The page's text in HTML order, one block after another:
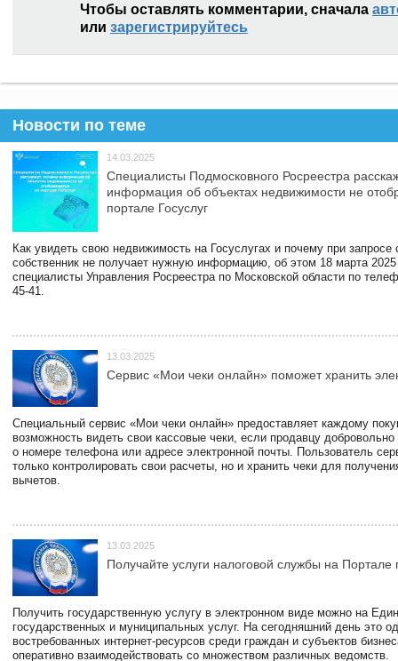
Чтобы оставлять комментарии, сначала
или зарегистрируйтесь
Новости по теме
14.03.2025
Специалисты Подмосковного Росреестра
информация об объектах недвижимости не
портале Госуслуг
Как увидеть свою недвижимость на Госуслугах и почему при запросе
собственник не получает нужную информацию, об этом 18 марта 2025
специалисты Управления Росреестра по Московской области по
45-41.
13.03.2025
Сервис «Мои чеки онлайн» поможет хранить
Специальный сервис «Мои чеки онлайн» предоставляет каждому
возможность видеть свои кассовые чеки, если продавцу
о номере телефона или адресе электронной почты. Пользователь
только контролировать свои расчеты, но и хранить чеки для
вычетов.
13.03.2025
Получайте услуги налоговой службы на Портале
Получить государственную услугу в электронном виде можно на
государственных и муниципальных услуг. На сегодняшний день это
востребованных интернет-ресурсов среди граждан и субъектов
оперативно взаимодействовать со множеством различных ведомств.